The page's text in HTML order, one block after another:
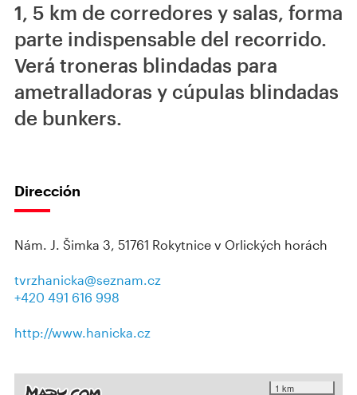
1, 5 km de corredores y salas, forma
parte indispensable del recorrido.
Verá troneras blindadas para
ametralladoras y cúpulas blindadas
de bunkers.
Dirección
Nám. J. Šimka 3, 51761 Rokytnice v Orlických horách
tvrzhanicka@seznam.cz
+420 491 616 998
http://www.hanicka.cz
1 km